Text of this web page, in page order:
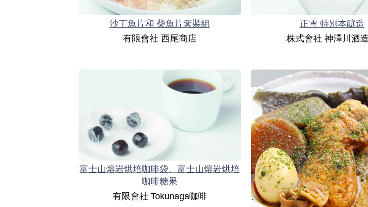
沙丁魚片和 柴魚片套裝組
有限會社 西尾商店
正雪 特別本釀造
株式會社 神澤川酒
富士山熔岩烘培咖啡袋、富士山熔岩烘培
咖啡糖果
有限會社 Tokunaga咖啡